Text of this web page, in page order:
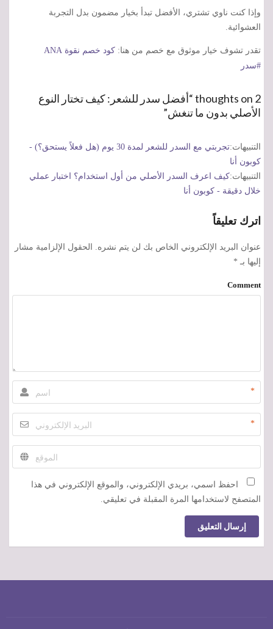
وإذا كنت ناوي تشتري، الأفضل تبدأ بخيار مضمون بدل التجربة
العشوائية.
تقدر تشوف خيار موثوق مع خصم من هنا: كود خصم نقوة ANA
#سدر
2 thoughts on “أفضل سدر للشعر: كيف تختار النوع
الأصلي بدون ما تنغش”
التنبيهات:
تجربتي مع السدر للشعر لمدة 30 يوم (هل فعلاً يستحق؟) -
كوبون أنا
التنبيهات:كيف اعرف السدر الأصلي من أول استخدام؟ اختبار عملي
خلال دقيقة - كوبون أنا
اترك تعليقاً
عنوان البريد الإلكتروني الخاص بك لن يتم نشره.
الحقول الإلزامية مشار
إليها بـ *
Comment
*
*
احفظ اسمي، بريدي الإلكتروني، والموقع الإلكتروني في هذا
المتصفح لاستخدامها المرة المقبلة في تعليقي.
إرسال التعليق